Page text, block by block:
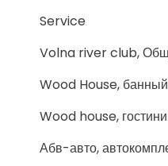
Service
Volna river club,
Wood House,
Wood house,
Абв-авто,